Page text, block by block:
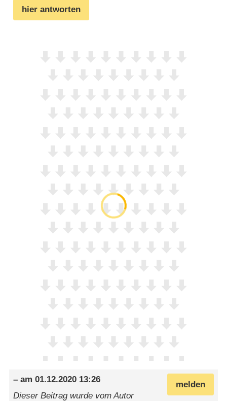
hier antworten
melden
– am01.12.2020 13:26
Dieser Beitrag wurde vom Autor